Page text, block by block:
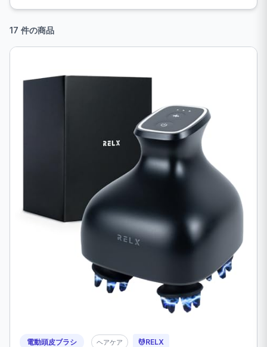
17 件の商品
電動頭皮ブラシ ヘアケア 💆RELX